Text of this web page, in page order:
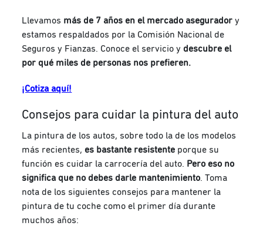
Llevamos más de 7 años en el mercado asegurador y
estamos respaldados por la Comisión Nacional de
Seguros y Fianzas. Conoce el servicio y descubre el
por qué miles de personas nos prefieren.
¡Cotiza aquí!
Consejos para cuidar la pintura del auto
La pintura de los autos, sobre todo la de los modelos
más recientes,es bastante resistente porque su
función es cuidar la carrocería del auto. Pero eso no
significa que no debes darle mantenimiento. Toma
nota de los siguientes consejos para mantener la
pintura de tu coche como el primer día durante
muchos años: